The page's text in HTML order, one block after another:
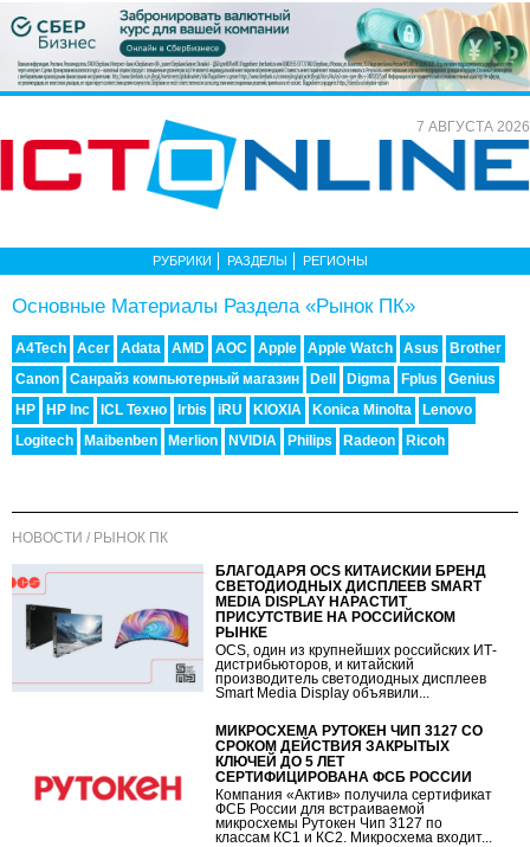
7 АВГУСТА 2026
РУБРИКИ РАЗДЕЛЫ РЕГИОНЫ
Основные Материалы Раздела «Рынок ПК»
A4Tech Acer Adata AMD AOC Apple Apple Watch Asus
Brother
Canon
Cанрайз компьютерный магазин Dell Digma Fplus
Genius
HP
HP Inc ICL Техно Irbis iRU KIOXIA Konica Minolta
Lenovo
Logitech
Maibenben Merlion NVIDIA Philips Radeon Ricoh
НОВОСТИ / РЫНОК ПК
БЛАГОДАРЯ OCS КИТАЙСКИЙ БРЕНД
СВЕТОДИОДНЫХ ДИСПЛЕЕВ SMART
MEDIA DISPLAY НАРАСТИТ
ПРИСУТСТВИЕ НА РОССИЙСКОМ
РЫНКЕ
OCS, один из крупнейших российских ИТ-
дистрибьюторов, и китайский
производитель светодиодных дисплеев
Smart Media Display объявили...
МИКРОСХЕМА РУТОКЕН ЧИП 3127 СО
СРОКОМ ДЕЙСТВИЯ ЗАКРЫТЫХ
КЛЮЧЕЙ ДО 5 ЛЕТ
СЕРТИФИЦИРОВАНА ФСБ РОССИИ
Компания «Актив» получила сертификат
ФСБ России для встраиваемой
микросхемы Рутокен Чип 3127 по
классам КС1 и КС2. Микросхема входит...